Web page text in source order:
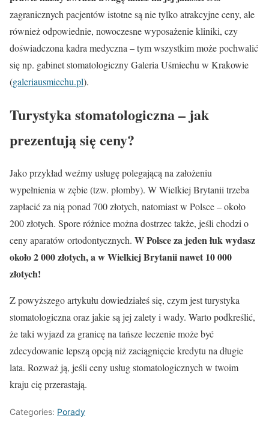
zagranicznych pacjentów istotne są nie tylko atrakcyjne ceny, ale
również odpowiednie, nowoczesne wyposażenie kliniki, czy
doświadczona kadra medyczna – tym wszystkim może pochwalić
się np. gabinet stomatologiczny Galeria Uśmiechu w Krakowie
(galeriausmiechu.pl).
Turystyka stomatologiczna – jak
prezentują się ceny?
Jako przykład weźmy usługę polegającą na założeniu
wypełnienia w zębie (tzw. plomby). W Wielkiej Brytanii trzeba
zapłacić za nią ponad 700 złotych, natomiast w Polsce – około
200 złotych. Spore różnice można dostrzec także, jeśli chodzi o
ceny aparatów ortodontycznych. W Polsce za jeden łuk wydasz
około 2 000 złotych, a w Wielkiej Brytanii nawet 10 000
złotych!
Z powyższego artykułu dowiedziałeś się, czym jest turystyka
stomatologiczna oraz jakie są jej zalety i wady. Warto podkreślić,
że taki wyjazd za granicę na tańsze leczenie może być
zdecydowanie lepszą opcją niż zaciągnięcie kredytu na długie
lata. Rozważ ją, jeśli ceny usług stomatologicznych w twoim
kraju cię przerastają.
Categories: Porady